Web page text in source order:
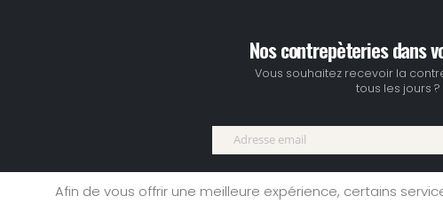
Afin de vous offrir une meilleure expérience, certains
Nos contrepèteries dans
Vous souhaitez recevoir la
tous les jours ?
Accueil|site rencontre|Mentions